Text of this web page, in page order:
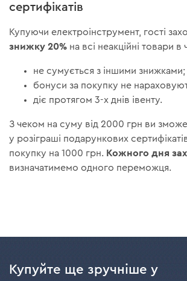
сертифікатів
Купуючи електроінструмент, гості
знижку 20% на всі неакційні товари в
не сумується з іншими знижками;
бонуси за покупку не
діє протягом 3-х днів івенту.
З чеком на суму від 2000 грн ви
у розіграші подарункових
покупку на 1000 грн. Кожного дня
визначатимемо одного переможця.
Купуйте ще зручніше у